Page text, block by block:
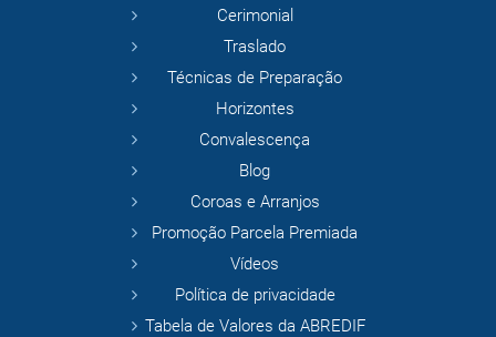
Cerimonial
Traslado
Técnicas de Preparação
Horizontes
Convalescença
Blog
Coroas e Arranjos
Promoção Parcela Premiada
Vídeos
Política de privacidade
Tabela de Valores da ABREDIF